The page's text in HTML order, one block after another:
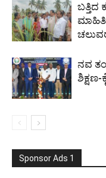
ಬತ್ತಿದ
ನವ
ಶಿಕ್ಷಣ-
Sponsor Ads 1